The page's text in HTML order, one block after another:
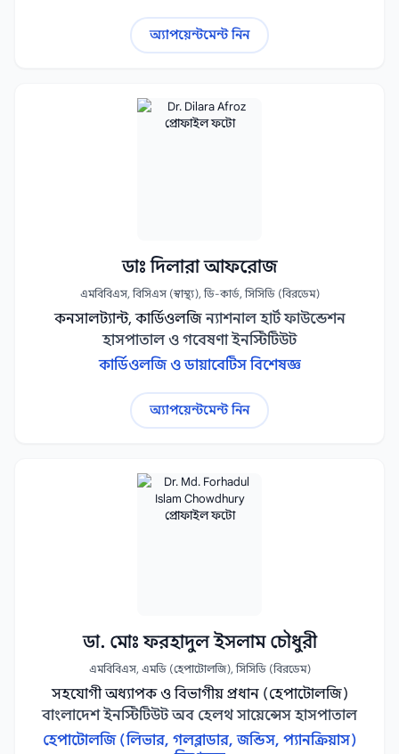
অ্যাপয়েন্টমেন্ট নিন
ডাঃ দিলারা আফরোজ
এমবিবিএস, বিসিএস (স্বাস্থ্য), ডি-কার্ড, সিসিডি (বিরডেম)
কনসালট্যান্ট, কার্ডিওলজি ন্যাশনাল হার্ট ফাউন্ডেশন
হাসপাতাল ও গবেষণা ইনস্টিটিউট
কার্ডিওলজি ও ডায়াবেটিস বিশেষজ্ঞ
অ্যাপয়েন্টমেন্ট নিন
ডা. মোঃ ফরহাদুল ইসলাম চৌধুরী
এমবিবিএস, এমডি (হেপাটোলজি), সিসিডি (বিরডেম)
সহযোগী অধ্যাপক ও বিভাগীয় প্রধান (হেপাটোলজি)
বাংলাদেশ ইনস্টিটিউট অব হেলথ সায়েন্সেস হাসপাতাল
হেপাটোলজি (লিভার, গলব্লাডার, জন্ডিস, প্যানক্রিয়াস)